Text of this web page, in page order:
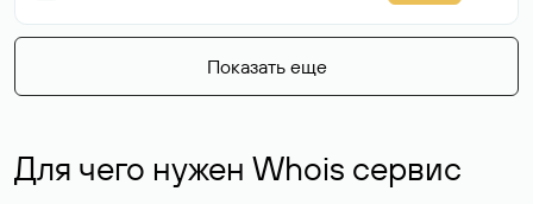
Показать еще
Для чего нужен Whois сервис